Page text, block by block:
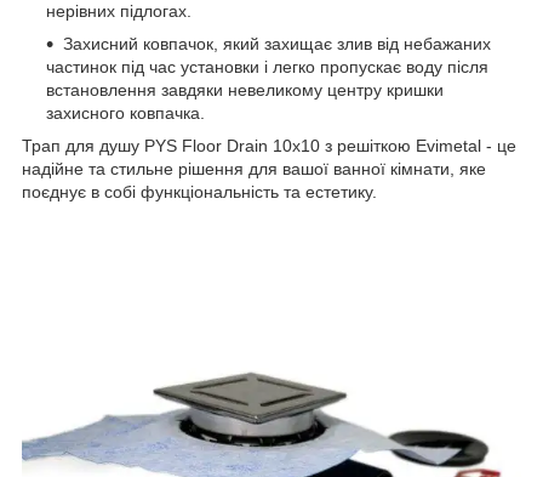
нерівних підлогах.
Захисний ковпачок, який захищає злив від небажаних
частинок під час установки і легко пропускає воду після
встановлення завдяки невеликому центру кришки
захисного ковпачка.
Трап для душу PYS Floor Drain 10x10 з решіткою Evimetal - це
надійне та стильне рішення для вашої ванної кімнати, яке
поєднує в собі функціональність та естетику.